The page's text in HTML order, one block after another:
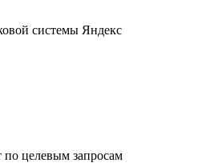
системы Яндекс
по целевым запросам